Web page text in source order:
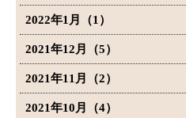
2022年1月（1）
2021年12月（5）
2021年11月（2）
2021年10月（4）